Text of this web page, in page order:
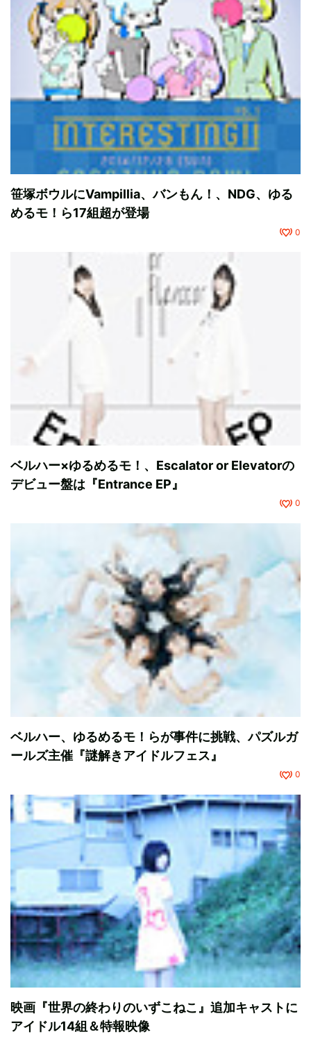
笹塚ボウルにVampillia、バンもん！、NDG、ゆる
めるモ！ら17組超が登場
0
ベルハー×ゆるめるモ！、Escalator or Elevatorの
デビュー盤は『Entrance EP』
0
ベルハー、ゆるめるモ！らが事件に挑戦、パズルガ
ールズ主催『謎解きアイドルフェス』
0
映画『世界の終わりのいずこねこ』追加キャストに
アイドル14組＆特報映像